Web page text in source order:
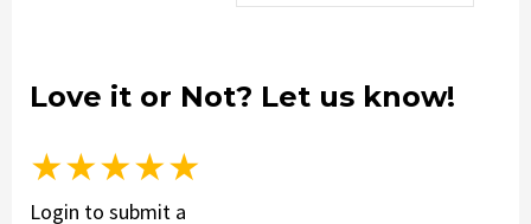
Love it or Not? Let us know!
★★★★★
Login to submit a